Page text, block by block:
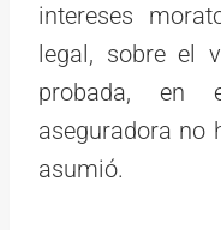
intereses
legal, sobre el
probada,
aseguradora no
asumió.